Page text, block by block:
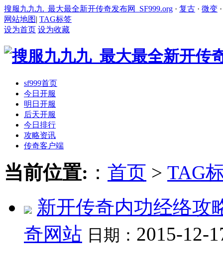
搜服九九九_最大最全新开传奇发布网_SF999.org · 复古 · 微变
网站地图| TAG标签
设为首页 设为收藏
sf999首页
今日开服
明日开服
后天开服
今日排行
攻略资讯
传奇客户端
当前位置: ： 首页 > TAG
新开传奇内功经络攻
奇网站 日期： 2015-12-